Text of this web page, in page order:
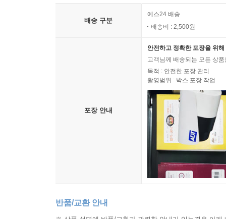
배송 구분
예스24 배송
배송비 : 2,500원
포장 안내
안전하고 정확한 포장을 위
고객님께 배송되는 모든 상
목적 : 안전한 포장 관리
촬영범위 : 박스 포장 작업
반품/교환 안내